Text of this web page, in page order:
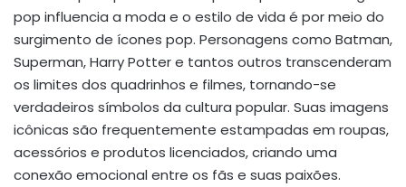
pop influencia a moda e o estilo de vida é por meio do
surgimento de ícones pop. Personagens como Batman,
Superman, Harry Potter e tantos outros transcenderam
os limites dos quadrinhos e filmes, tornando-se
verdadeiros símbolos da cultura popular. Suas imagens
icônicas são frequentemente estampadas em roupas,
acessórios e produtos licenciados, criando uma
conexão emocional entre os fãs e suas paixões.